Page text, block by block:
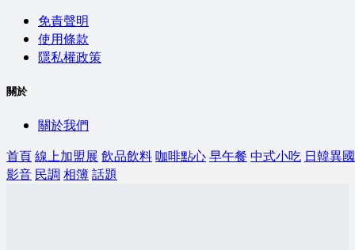
免責聲明
使用條款
隱私權政策
關於
關於我們
首頁線上加盟展 飲品飲料咖啡點心早午餐 中式小吃 日韓異國
影音 民調 相簿話題